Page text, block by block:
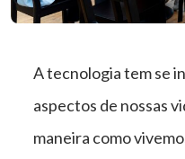
A tecnologia tem se
aspectos de nossas
maneira como